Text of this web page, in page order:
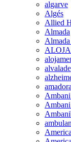
algarve
Algés
Allied
Almada
alvalade
amadora